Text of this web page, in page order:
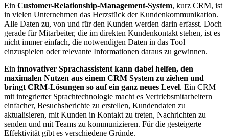
Ein Customer-Relationship-Management-System, kurz CRM, ist
in vielen Unternehmen das Herzstück der Kundenkommunikation.
Alle Daten zu, von und für den Kunden werden darin erfasst. Doch
gerade für Mitarbeiter, die im direkten Kundenkontakt stehen, ist es
nicht immer einfach, die notwendigen Daten in das Tool
einzuspielen oder relevante Informationen daraus zu gewinnen.
Ein innovativer Sprachassistent kann dabei helfen, den
maximalen Nutzen aus einem CRM System zu ziehen und
bringt CRM-Lösungen so auf ein ganz neues Level. Ein CRM
mit integrierter Sprachtechnologie macht es Vertriebsmitarbeitern
einfacher, Besuchsberichte zu erstellen, Kundendaten zu
aktualisieren, mit Kunden in Kontakt zu treten, Nachrichten zu
senden und mit Teams zu kommunizieren. Für die gesteigerte
Effektivität gibt es verschiedene Gründe.